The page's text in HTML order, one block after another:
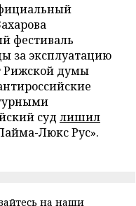
фестиваль
за эксплуатацию
Рижской думы
суд лишил
Люкс Рус».
на наши